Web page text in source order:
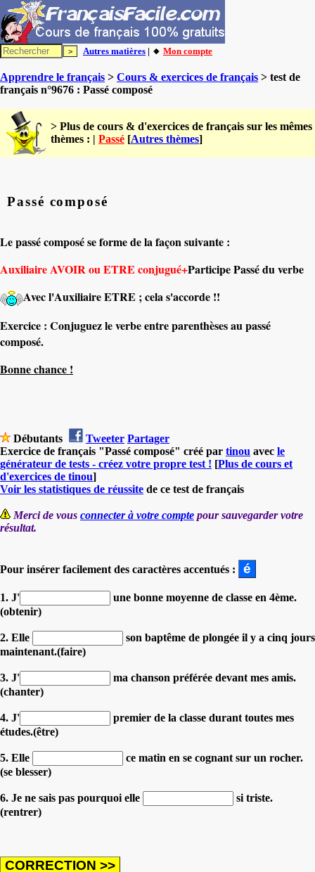
Autres matières | 🔸 Mon compte
Apprendre le français > Cours & exercices de français > test de
français n°9676 : Passé composé
> Plus de cours & d'exercices de français sur les mêmes
thèmes : | Passé [Autres thèmes]
Passé composé
Le passé composé se forme de la façon suivante :
Auxiliaire AVOIR ou ETRE conjugué+Participe Passé du verbe
Avec l'Auxiliaire ETRE ; cela s'accorde !!
Exercice : Conjuguez le verbe entre parenthèses au passé
composé.
Bonne chance !
Débutants Tweeter Partager
Exercice de français "Passé composé" créé par tinou avec le
générateur de tests - créez votre propre test ! [Plus de cours et
d'exercices de tinou]
Voir les statistiques de réussite de ce test de français
Merci de vous connecter à votre compte pour sauvegarder votre
résultat.
Pour insérer facilement des caractères accentués :
1. J'
une bonne moyenne de classe en 4ème.
(obtenir)
2. Elle
son baptême de plongée il y a cinq jours
maintenant.(faire)
3. J'
ma chanson préférée devant mes amis.
(chanter)
4. J'
premier de la classe durant toutes mes
études.(être)
5. Elle
ce matin en se cognant sur un rocher.
(se blesser)
6. Je ne sais pas pourquoi elle
si triste.
(rentrer)